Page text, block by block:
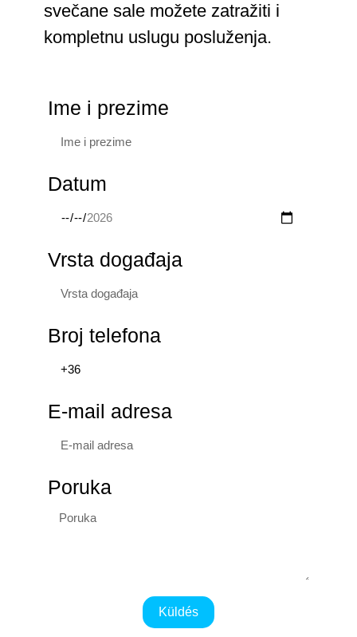
svečane sale možete zatražiti i
kompletnu uslugu posluženja.
Ime i prezime
Datum
Vrsta događaja
Broj telefona
E-mail adresa
Poruka
Küldés